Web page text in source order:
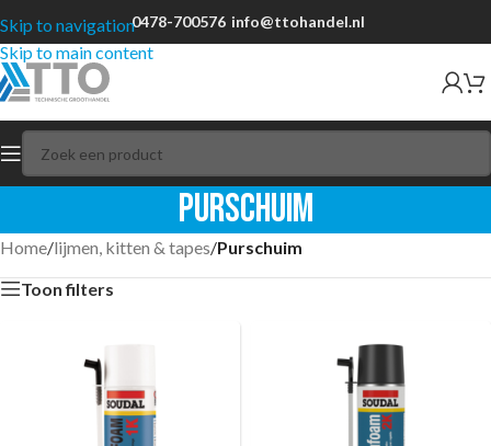
Skip to navigation
Skip to main content
0478-700576 info@ttohandel.nl
Purschuim
Home/lijmen, kitten & tapes/Purschuim
Toon filters